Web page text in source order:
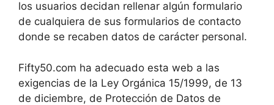
los usuarios decidan rellenar algún formulario
de cualquiera de sus formularios de contacto
donde se recaben datos de carácter personal.
Fifty50.com ha adecuado esta web a las
exigencias de la Ley Orgánica 15/1999, de 13
de diciembre, de Protección de Datos de